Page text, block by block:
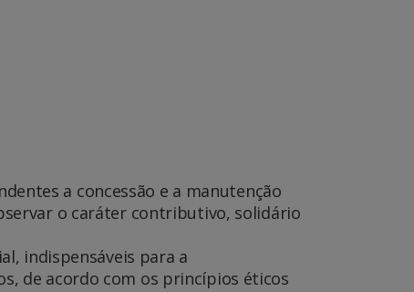
a concessão e a manutenção
o caráter contributivo, solidário
indispensáveis para a
de acordo com os princípios éticos